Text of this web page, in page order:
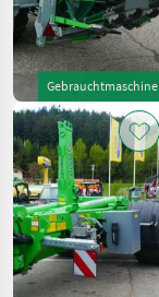
Gebrauchtmaschine